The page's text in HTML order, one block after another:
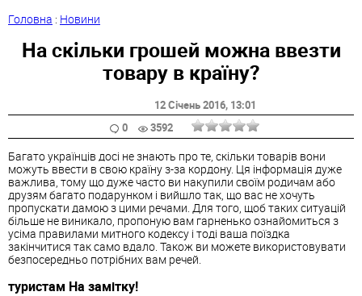
Головна : Новини
На скільки грошей можна ввезти
товару в країну?
12 Січень 2016, 13:01
0
3592
Багато українців досі не знають про те, скільки товарів вони
можуть ввести в свою країну з-за кордону. Ця інформація дуже
важлива, тому що дуже часто ви накупили своїм родичам або
друзям багато подарунком і вийшло так, що вас не хочуть
пропускати дамою з цими речами. Для того, щоб таких ситуацій
більше не виникало, пропоную вам гарненько ознайомиться з
усіма правилами митного кодексу і тоді ваша поїздка
закінчитися так само вдало. Також ви можете використовувати
безпосередньо потрібних вам речей.
туристам На замітку!